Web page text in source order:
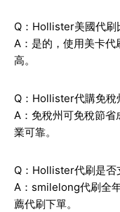
Q：Hollister美國代刷
A：是的，使用美卡
高。
Q：Hollister代購免稅
A：免稅州可免稅節
業可靠。
Q：Hollister代刷是否
A：smilelong代刷全
薦代刷下單。